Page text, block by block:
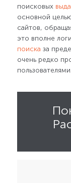
поисковых
основной
сайтов,
это вполне
поиска за
очень редко
пользователями.